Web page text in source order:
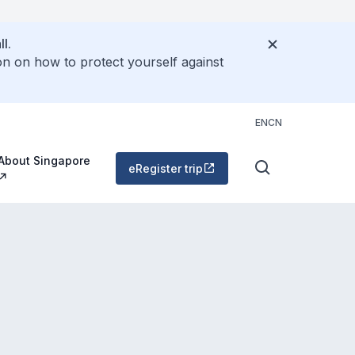
on how to protect yourself against
ENCN
Singapore
eRegister trip